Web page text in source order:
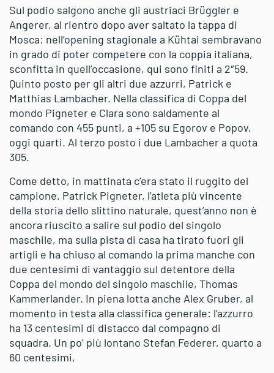
Sul podio salgono anche gli austriaci Brüggler e
Angerer, al rientro dopo aver saltato la tappa di
Mosca: nell’opening stagionale a Kühtai sembravano
in grado di poter competere con la coppia italiana,
sconfitta in quell’occasione, qui sono finiti a 2″59.
Quinto posto per gli altri due azzurri, Patrick e
Matthias Lambacher. Nella classifica di Coppa del
mondo Pigneter e Clara sono saldamente al
comando con 455 punti, a +105 su Egorov e Popov,
oggi quarti. Al terzo posto i due Lambacher a quota
305.
Come detto, in mattinata c’era stato il ruggito del
campione. Patrick Pigneter, l’atleta più vincente
della storia dello slittino naturale, quest’anno non è
ancora riuscito a salire sul podio del singolo
maschile, ma sulla pista di casa ha tirato fuori gli
artigli e ha chiuso al comando la prima manche con
due centesimi di vantaggio sul detentore della
Coppa del mondo del singolo maschile, Thomas
Kammerlander. In piena lotta anche Alex Gruber, al
momento in testa alla classifica generale: l’azzurro
ha 13 centesimi di distacco dal compagno di
squadra. Un po’ più lontano Stefan Federer, quarto a
60 centesimi,